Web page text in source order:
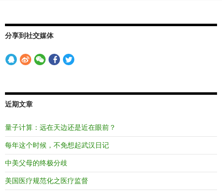
分享到社交媒体
近期文章
量子计算：远在天边还是近在眼前？
每年这个时候，不免想起武汉日记
中美父母的终极分歧
美国医疗规范化之医疗监督